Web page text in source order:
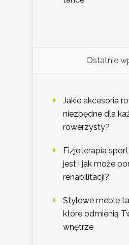
Ostatnie
Jakie akcesoria
niezbędne dla
rowerzysty?
Fizjoterapia
jest i jak może
rehabilitacji?
Stylowe meble
które odmienią
wnętrze